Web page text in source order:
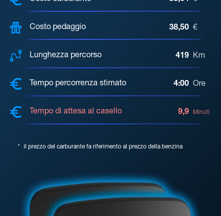
Costo pedaggio 38,50 €
Lunghezza percorso 419 Km
Tempo percorrenza stimato 4:00 Ore
Tempo di attesa al casello 9,9 Minuti
* il prezzo del carburante fa riferimento al prezzo della benzina